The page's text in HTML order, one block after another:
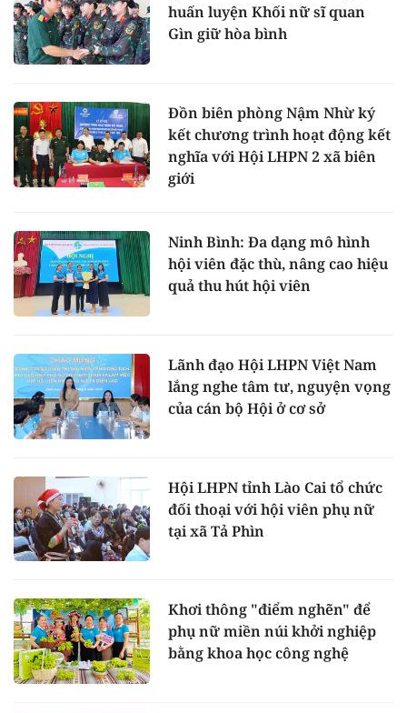
huấn luyện Khối nữ sĩ quan
Gìn giữ hòa bình
Đồn biên phòng Nậm Nhừ ký
kết chương trình hoạt động kết
nghĩa với Hội LHPN 2 xã biên
giới
Ninh Bình: Đa dạng mô hình
hội viên đặc thù, nâng cao hiệu
quả thu hút hội viên
Lãnh đạo Hội LHPN Việt Nam
lắng nghe tâm tư, nguyện vọng
của cán bộ Hội ở cơ sở
Hội LHPN tỉnh Lào Cai tổ chức
đối thoại với hội viên phụ nữ
tại xã Tả Phìn
Khơi thông "điểm nghẽn" để
phụ nữ miền núi khởi nghiệp
bằng khoa học công nghệ